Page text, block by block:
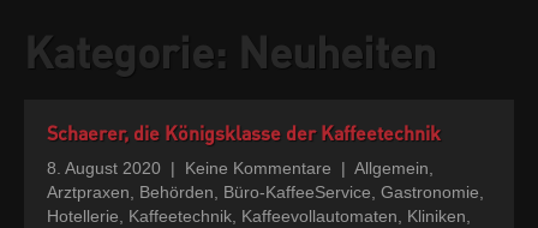
Kategorie: Neuheiten
Schaerer, die Königsklasse der Kaffeetechnik
8. August 2020 | Keine Kommentare |Allgemein
Arztpraxen
Behörden Büro-KaffeeService ,Gastronomie
Hotellerie
Kaffeetechnik Kaffeevollautomaten Kliniken